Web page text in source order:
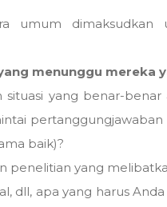
umum dimaksudkan
menunggu mereka
yang benar-benar
baik)?
penelitian yang
dll, apa yang harus